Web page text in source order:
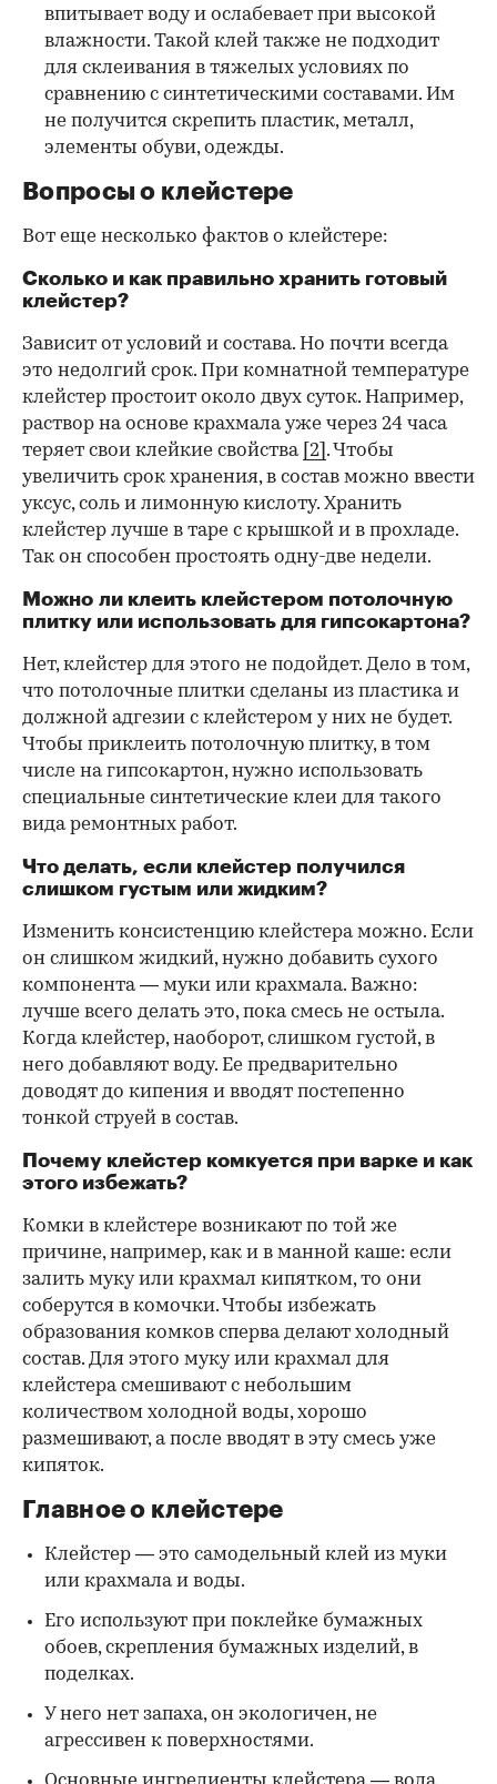
впитывает воду и ослабевает при высокой
влажности. Такой клей также не подходит
для склеивания в тяжелых условиях по
сравнению с синтетическими составами. Им
не получится скрепить пластик, металл,
элементы обуви, одежды.
Вопросы о клейстере
Вот еще несколько фактов о клейстере:
Сколько и как правильно хранить готовый
клейстер?
Зависит от условий и состава. Но почти всегда
это недолгий срок. При комнатной температуре
клейстер простоит около двух суток. Например,
раствор на основе крахмала уже через 24 часа
теряет свои клейкие свойства [2] . Чтобы
увеличить срок хранения, в состав можно ввести
уксус, соль и лимонную кислоту. Хранить
клейстер лучше в таре с крышкой и в прохладе.
Так он способен простоять одну-две недели.
Можно ли клеить клейстером потолочную
плитку или использовать для гипсокартона?
Нет, клейстер для этого не подойдет. Дело в том,
что потолочные плитки сделаны из пластика и
должной адгезии с клейстером у них не будет.
Чтобы приклеить потолочную плитку, в том
числе на гипсокартон, нужно использовать
специальные синтетические клеи для такого
вида ремонтных работ.
Что делать, если клейстер получился
слишком густым или жидким?
Изменить консистенцию клейстера можно. Если
он слишком жидкий, нужно добавить сухого
компонента — муки или крахмала. Важно:
лучше всего делать это, пока смесь не остыла.
Когда клейстер, наоборот, слишком густой, в
него добавляют воду. Ее предварительно
доводят до кипения и вводят постепенно
тонкой струей в состав.
Почему клейстер комкуется при варке и как
этого избежать?
Комки в клейстере возникают по той же
причине, например, как и в манной каше: если
залить муку или крахмал кипятком, то они
соберутся в комочки. Чтобы избежать
образования комков сперва делают холодный
состав. Для этого муку или крахмал для
клейстера смешивают с небольшим
количеством холодной воды, хорошо
размешивают, а после вводят в эту смесь уже
кипяток.
Главное о клейстере
Клейстер — это самодельный клей из муки
или крахмала и воды.
Его используют при поклейке бумажных
обоев, скрепления бумажных изделий, в
поделках.
У него нет запаха, он экологичен, не
агрессивен к поверхностями.